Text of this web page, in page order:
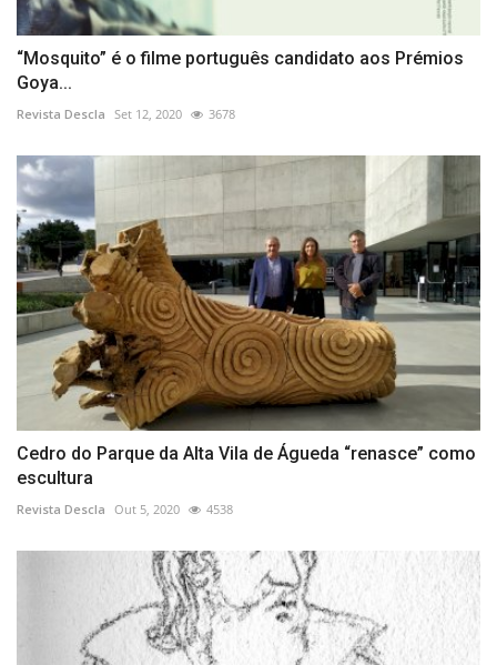
“Mosquito” é o filme português candidato aos Prémios
Goya...
Revista Descla Set 12, 2020 3678
Cedro do Parque da Alta Vila de Águeda “renasce” como
escultura
Revista Descla Out 5, 2020 4538